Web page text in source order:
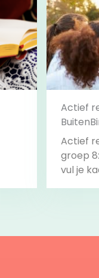
Actief
Actief
groep
vul je